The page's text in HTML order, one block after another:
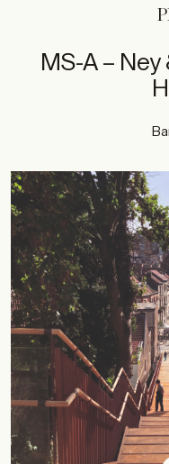
MS-A –